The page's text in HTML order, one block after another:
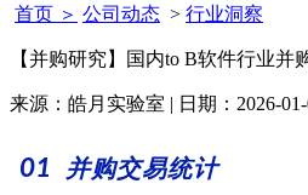
首页 ＞ 公司动态 > 行业洞察
【并购研究】国内to B软件行业并
来源：皓月实验室 | 日期：2026-
01 并购交易统计